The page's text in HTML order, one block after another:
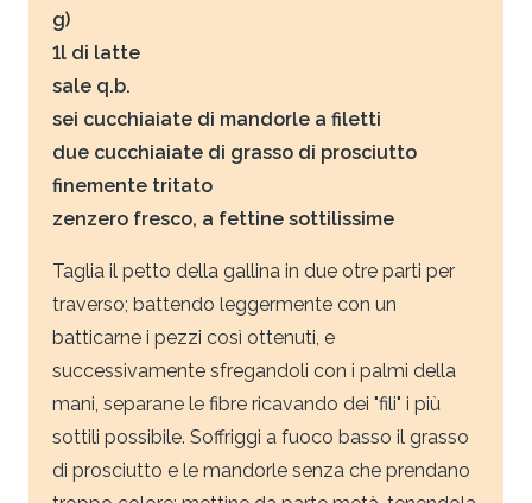
g)
1l di latte
sale q.b.
sei cucchiaiate di mandorle a filetti
due cucchiaiate di grasso di prosciutto
finemente tritato
zenzero fresco, a fettine sottilissime
Taglia il petto della gallina in due otre parti per
traverso; battendo leggermente con un
batticarne i pezzi così ottenuti, e
successivamente sfregandoli con i palmi della
mani, separane le fibre ricavando dei "fili" i più
sottili possibile. Soffriggi a fuoco basso il grasso
di prosciutto e le mandorle senza che prendano